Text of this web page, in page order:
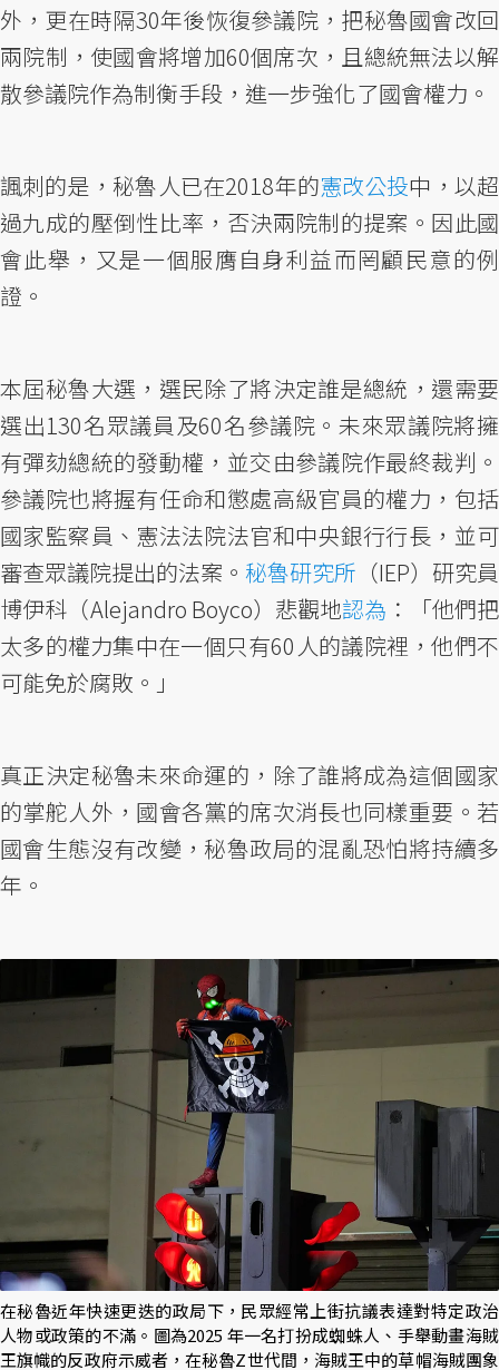
外，更在時隔30年後恢復參議院，把秘魯國會改回
兩院制，使國會將增加60個席次，且總統無法以解
散參議院作為制衡手段，進一步強化了國會權力。
諷刺的是，秘魯人已在2018年的憲改公投中，以超
過九成的壓倒性比率，否決兩院制的提案。因此國
會此舉，又是一個服膺自身利益而罔顧民意的例
證。
本屆秘魯大選，選民除了將決定誰是總統，還需要
選出130名眾議員及60名參議院。未來眾議院將擁
有彈劾總統的發動權，並交由參議院作最終裁判。
參議院也將握有任命和懲處高級官員的權力，包括
國家監察員、憲法法院法官和中央銀行行長，並可
審查眾議院提出的法案。 秘魯研究所 （IEP）研究員
博伊科（Alejandro Boyco）悲觀地認為 ：「他們把
太多的權力集中在一個只有60人的議院裡，他們不
可能免於腐敗。」
真正決定秘魯未來命運的，除了誰將成為這個國家
的掌舵人外，國會各黨的席次消長也同樣重要。若
國會生態沒有改變，秘魯政局的混亂恐怕將持續多
年。
在秘魯近年快速更迭的政局下，民眾經常上街抗議表達對特定政治
人物或政策的不滿。圖為2025 年一名打扮成蜘蛛人、手舉動畫海賊
王旗幟的反政府示威者，在秘魯Z世代間，海賊王中的草帽海賊團象